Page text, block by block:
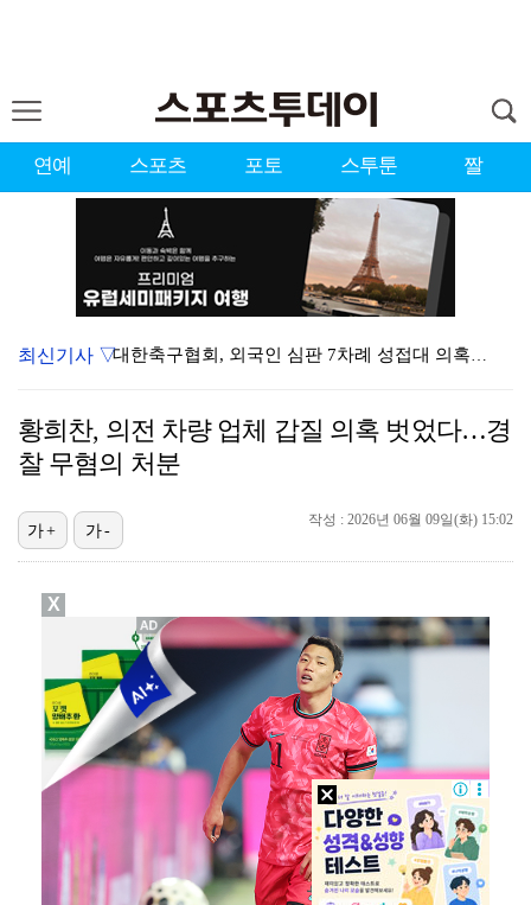
연예 스포츠 포토 스투툰 짤
대한축구협회, 외국인 심판 7차례 성접대 의혹…이 기간…
3승 사냥 시동 건 서교림 "샷·퍼트 만족스러워…좋은 …
박지훈, 9월 잠실실내체육관서 앙코르 콘서트 개최
폭로자 "황정민, 본인 말에 책임져야…내가 사생활에 초…
최신기사 ▽
황희찬, 의전 차량 업체 갑질 의혹 벗었다…경
찰 무혐의 처분
작성 : 2026년 06월 09일(화) 15:02
가+ 가-
X